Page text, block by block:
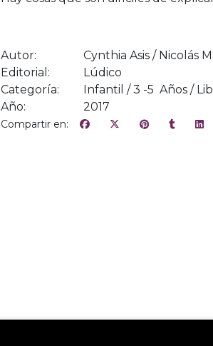
Autor:
Cynthia Asis / Nicolás
Editorial:
Lúdico
Categoría:
Infantil / 3 -5 Años /
Año:
2017
Compartir en: